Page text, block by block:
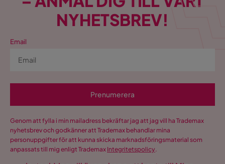
NYHETSBREV!
Email
Prenumerera
Genom att fylla i min mailadress bekräftar jag att jag vill ha Trademax
nyhetsbrev och godkänner att Trademax behandlar mina
personuppgifter för att kunna skicka marknadsföringsmaterial som
anpassats till mig enligt Trademax Integritetspolicy.